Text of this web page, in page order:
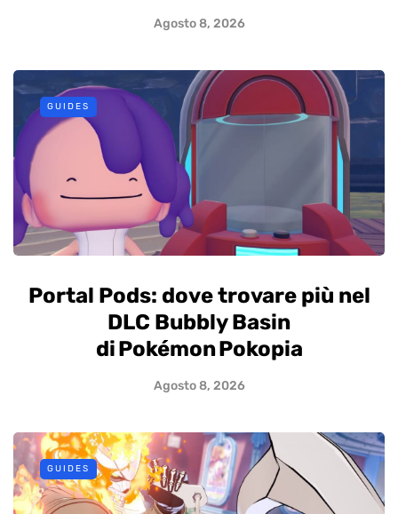
Agosto 8, 2026
GUIDES
Portal Pods: dove trovare più nel
DLC Bubbly Basin
di Pokémon Pokopia
Agosto 8, 2026
GUIDES